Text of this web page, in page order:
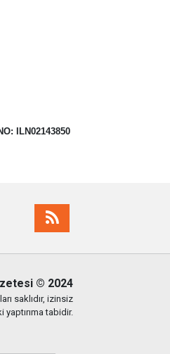
ILN02143850
© 2024
saklıdır, izinsiz
yaptırıma tabidir.